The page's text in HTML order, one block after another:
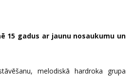
15 gadus ar jaunu nosaukumu un
melodiskā hardroka grupa